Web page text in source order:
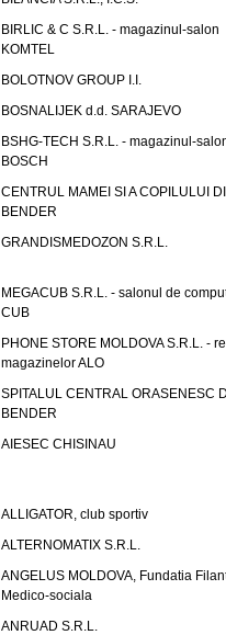
BIRLIC & C S.R.L. - magazinul-salon
KOMTEL
BOLOTNOV GROUP I.I.
BOSNALIJEK d.d. SARAJEVO
BSHG-TECH S.R.L. - magazinul-
BOSCH
CENTRUL MAMEI SI A COPILULUI
BENDER
GRANDISMEDOZON S.R.L.
MEGACUB S.R.L. - salonul de
CUB
PHONE STORE MOLDOVA S.R.L. -
magazinelor ALO
SPITALUL CENTRAL ORASENESC
BENDER
AIESEC CHISINAU
ALLIGATOR, club sportiv
ALTERNOMATIX S.R.L.
ANGELUS MOLDOVA, Fundatia
Medico-sociala
ANRUAD S.R.L.